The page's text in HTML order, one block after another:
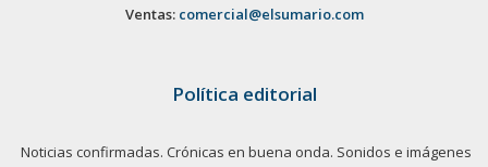
Ventas: comercial@elsumario.com
Política editorial
Noticias confirmadas. Crónicas en buena onda. Sonidos e imágenes